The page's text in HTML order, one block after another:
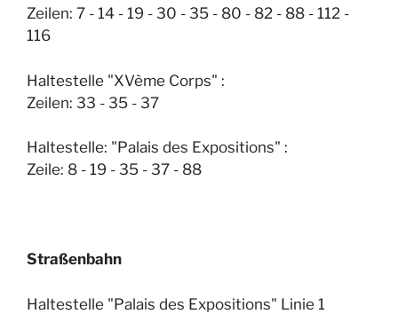
Zeilen: 7 - 14 - 19 - 30 - 35 - 80 - 82 - 88 - 112 -
116
Haltestelle "XVème Corps" :
Zeilen: 33 - 35 - 37
Haltestelle: "Palais des Expositions" :
Zeile: 8 - 19 - 35 - 37 - 88
Straßenbahn
Haltestelle "Palais des Expositions" Linie 1